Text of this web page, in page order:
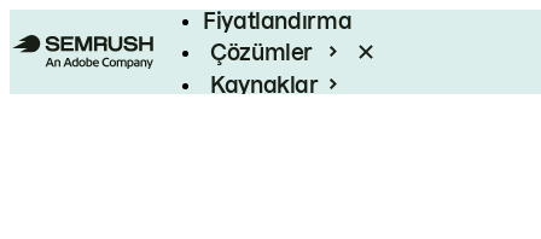
Fiyatlandırma
Çözümler
Kaynaklar